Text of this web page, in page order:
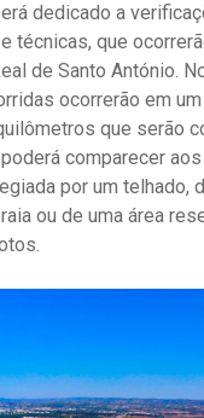
dedicado a
técnicas, que
de Santo António.
ocorrerão em
que serão
comparecer
por um telhado,
ou de uma área